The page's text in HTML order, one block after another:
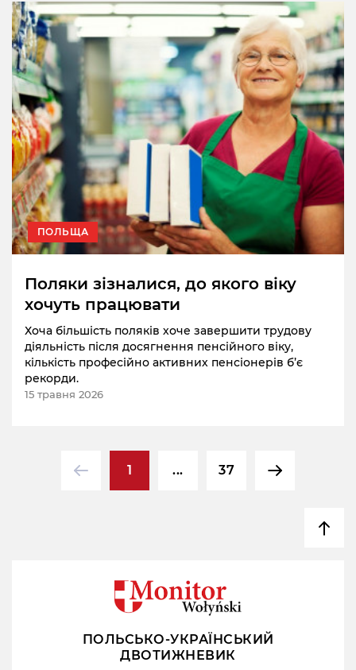
ПОЛЬЩА
Поляки зізналися, до якого віку
хочуть працювати
Хоча більшість поляків хоче завершити трудову
діяльність після досягнення пенсійного віку,
кількість професійно активних пенсіонерів б’є
рекорди.
15 травня 2026
1 ... 37
ПОЛЬСЬКО-УКРАЇНСЬКИЙ
ДВОТИЖНЕВИК